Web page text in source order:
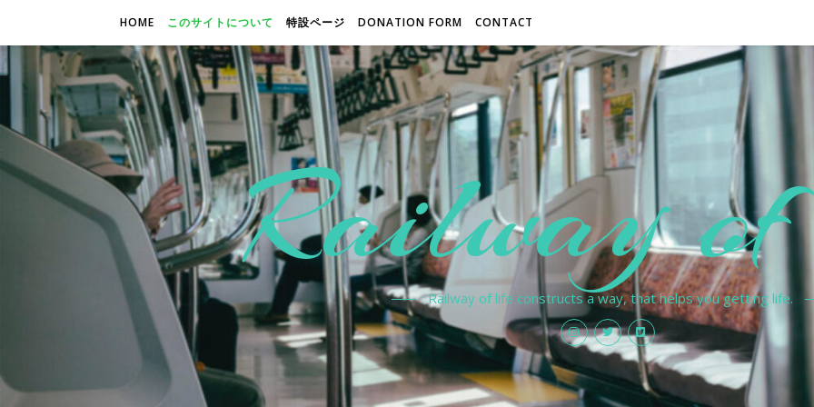
HOME このサイトについて 特設ページ DONATION FORM CONTACT
Railway
Railway of life constructs a way, that helps you getting life.